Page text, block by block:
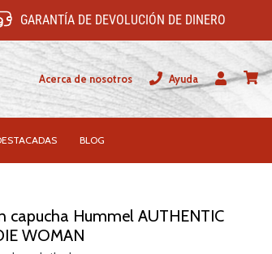
GARANTÍA DE DEVOLUCIÓN DE DINERO
Acerca de nosotros
Ayuda
Usuario
BLOG
capucha Hummel AUTHENTIC
WOMAN